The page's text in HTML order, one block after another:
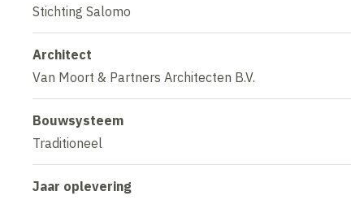
Stichting Salomo
Architect
Van Moort & Partners Architecten B.V.
Bouwsysteem
Traditioneel
Jaar oplevering